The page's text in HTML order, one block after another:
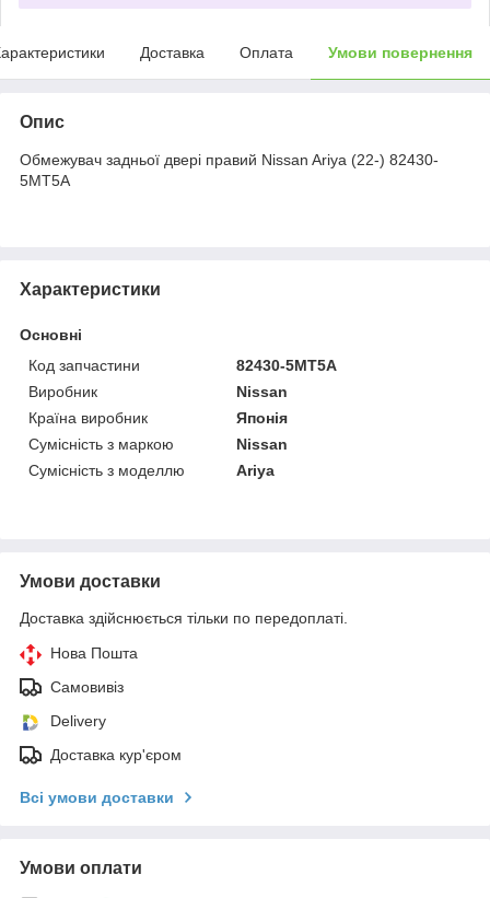
Доставка Оплата Умови повернення
Опис
Обмежувач задньої двері правий Nissan Ariya (22-) 82430-
5MT5A
Характеристики
Основні
Код запчастини
82430-5MT5A
Виробник
Nissan
Країна виробник
Японія
Сумісність з маркою
Nissan
Сумісність з моделлю
Ariya
Умови доставки
Доставка здійснюється тільки по передоплаті.
Нова Пошта
Самовивіз
Delivery
Доставка кур'єром
Всі умови доставки
Умови оплати